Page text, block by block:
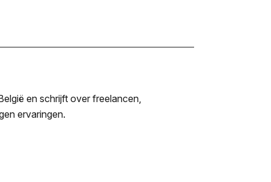
en schrijft over freelancen,
ervaringen.